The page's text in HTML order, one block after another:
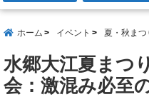
ホーム イベント 夏・秋まつ
水郷大江夏まつ
会：激混み必至